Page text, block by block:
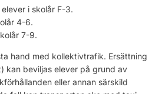
i skolår F-3.
4-6.
7-9.
hand med kollektivtrafik. Ersättning
kan beviljas elever på grund av
eller annan särskild